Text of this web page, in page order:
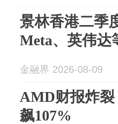
景林香港二季
Meta、英伟达
金融界 2026-08-09
AMD财报炸裂
飙107%